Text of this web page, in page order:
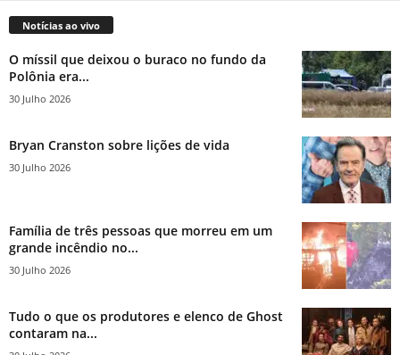
Notícias ao vivo
O míssil que deixou o buraco no fundo da
Polônia era...
30 Julho 2026
Bryan Cranston sobre lições de vida
30 Julho 2026
Família de três pessoas que morreu em um
grande incêndio no...
30 Julho 2026
Tudo o que os produtores e elenco de Ghost
contaram na...